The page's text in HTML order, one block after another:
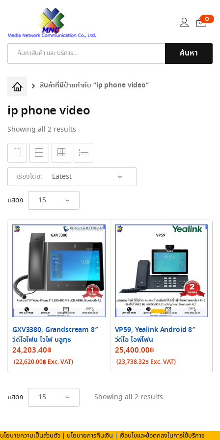
ค้นหา
0
สินค้าที่มีป้ายกำกับ “ip phone video”
ip phone video
Showing all 2 results
by
latest
เรียงโดย:
แสดง
GXV3380, Grandstream 8″
วีดีโอโฟน ไวไฟ บลูทุธ
24,203.40฿
(22,620.00฿ Exc. VAT)
VP59, Yealink Android 8″
วีดีโอ ไอพีโฟน
25,400.00฿
(23,738.32฿Exc. VAT)
แสดง Showing all 2 results
นโยบายความเป็นส่วนตัว นโยบายการคืนเงิน เงื่อนไขและข้อตกลงในการใช้บริการ